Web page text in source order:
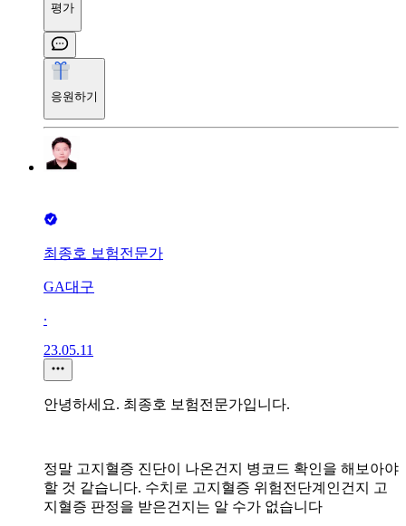
평가
응원하기
최종호 보험전문가
GA대구
∙
23.05.11
안녕하세요. 최종호 보험전문가입니다.
정말 고지혈증 진단이 나온건지 병코드 확인을 해보아야
할 것 같습니다. 수치로 고지혈증 위험전단계인건지 고
지혈증 판정을 받은건지는 알 수가 없습니다